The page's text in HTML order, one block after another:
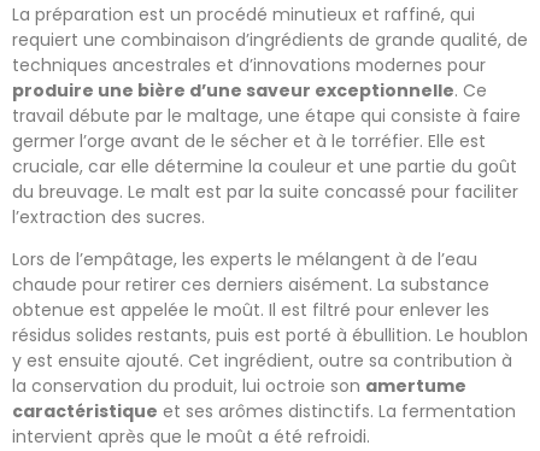
La préparation est un procédé minutieux et raffiné, qui
requiert une combinaison d’ingrédients de grande qualité, de
techniques ancestrales et d’innovations modernes pour
produire une bière d’une saveur exceptionnelle. Ce
travail débute par le maltage, une étape qui consiste à faire
germer l’orge avant de le sécher et à le torréfier. Elle est
cruciale, car elle détermine la couleur et une partie du goût
du breuvage. Le malt est par la suite concassé pour faciliter
l’extraction des sucres.
Lors de l’empâtage, les experts le mélangent à de l’eau
chaude pour retirer ces derniers aisément. La substance
obtenue est appelée le moût. Il est filtré pour enlever les
résidus solides restants, puis est porté à ébullition. Le houblon
y est ensuite ajouté. Cet ingrédient, outre sa contribution à
la conservation du produit, lui octroie son amertume
caractéristique et ses arômes distinctifs. La fermentation
intervient après que le moût a été refroidi.